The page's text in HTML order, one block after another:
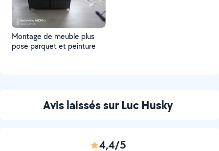
Montage de meuble plus
pose parquet et peinture
Avis laissés sur Luc Husky
4,4/5